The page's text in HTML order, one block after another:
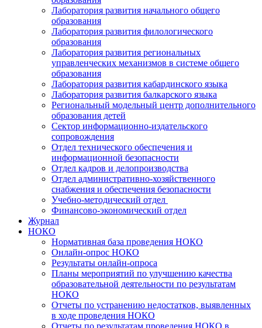
Лаборатория развития начального общего
образования
Лаборатория развития филологического
образования
Лаборатория развития региональных
управленческих механизмов в системе общего
образования
Лаборатория развития кабардинского языка
Лаборатория развития балкарского языка
Региональный модельный центр дополнительного
образования детей
Сектор информационно-издательского
сопровождения
Отдел технического обеспечения и
информационной безопасности
Отдел кадров и делопроизводства
Отдел административно-хозяйственного
снабжения и обеспечения безопасности
Учебно-методический отдел
Финансово-экономический отдел
Журнал
НОКО
Нормативная база проведения НОКО
Онлайн-опрос НОКО
Результаты онлайн-опроса
Планы мероприятий по улучшению качества
образовательной деятельности по результатам
НОКО
Отчеты по устранению недостатков, выявленных
в ходе проведения НОКО
Отчеты по результатам проведения НОКО в